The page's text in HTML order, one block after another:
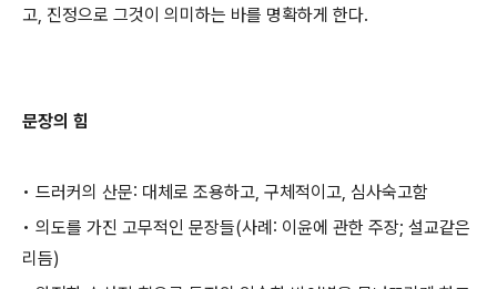
고, 진정으로 그것이 의미하는 바를 명확하게 한다.
문장의 힘
• 드러커의 산문: 대체로 조용하고, 구체적이고, 심사숙고함
• 의도를 가진 고무적인 문장들(사례: 이윤에 관한 주장; 설교같은
리듬)